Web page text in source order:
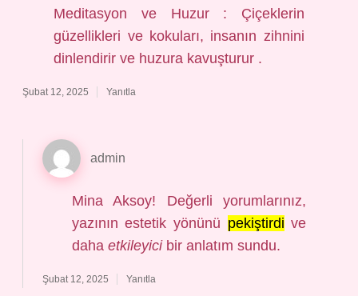
Meditasyon ve Huzur : Çiçeklerin
güzellikleri ve kokuları, insanın zihnini
dinlendirir ve huzura kavuşturur .
Şubat 12, 2025 Yanıtla
admin
Mina Aksoy! Değerli yorumlarınız,
yazının estetik yönünü pekiştirdi ve
daha etkileyicibir anlatım sundu.
Şubat 12, 2025 Yanıtla